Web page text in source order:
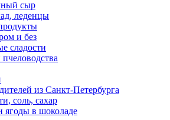
сыр
леденцы
и без
сладости
из Санкт-Петербурга
соль, сахар
в шоколаде